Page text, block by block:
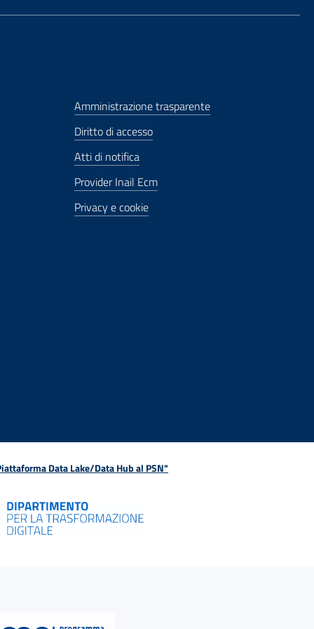
Amministrazione trasparente
Diritto di accesso
Atti di notifica
Provider Inail Ecm
Privacy e cookie
Data Lake/Data Hub al PSN"